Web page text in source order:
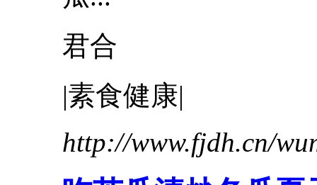
君合
|素食健康|
http://www.fjdh.cn/